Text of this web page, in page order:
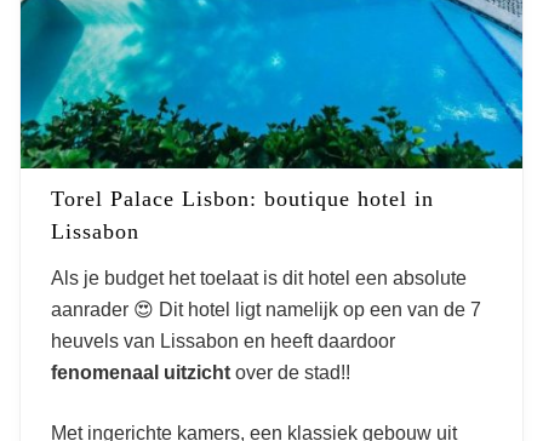
Torel Palace Lisbon: boutique hotel in
Lissabon
Als je budget het toelaat is dit hotel een absolute
aanrader 😍 Dit hotel ligt namelijk op een van de 7
heuvels van Lissabon en heeft daardoor
fenomenaal uitzicht over de stad!!
Met ingerichte kamers, een klassiek gebouw uit